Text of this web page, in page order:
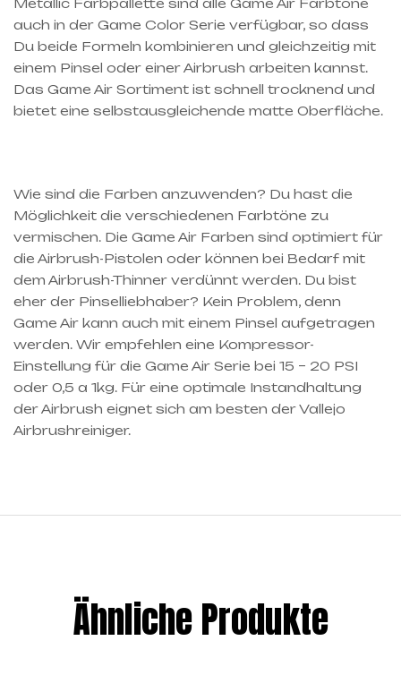
auch in der Game Color Serie verfügbar, so dass
Du beide Formeln kombinieren und gleichzeitig mit
einem Pinsel oder einer Airbrush arbeiten kannst.
Das Game Air Sortiment ist schnell trocknend und
bietet eine selbstausgleichende matte Oberfläche.
Wie sind die Farben anzuwenden? Du hast die
Möglichkeit die verschiedenen Farbtöne zu
vermischen. Die Game Air Farben sind optimiert für
die Airbrush-Pistolen oder können bei Bedarf mit
dem Airbrush-Thinner verdünnt werden. Du bist
eher der Pinselliebhaber? Kein Problem, denn
Game Air kann auch mit einem Pinsel aufgetragen
werden. Wir empfehlen eine Kompressor-
Einstellung für die Game Air Serie bei 15 – 20 PSI
oder 0,5 a 1kg. Für eine optimale Instandhaltung
der Airbrush eignet sich am besten der Vallejo
Airbrushreiniger.
Ähnliche Produkte